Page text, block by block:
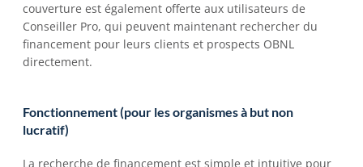
couverture est également offerte aux utilisateurs de
Conseiller Pro, qui peuvent maintenant rechercher du
financement pour leurs clients et prospects OBNL
directement.
Fonctionnement (pour les organismes à but non
lucratif)
La recherche de financement est simple et intuitive pour